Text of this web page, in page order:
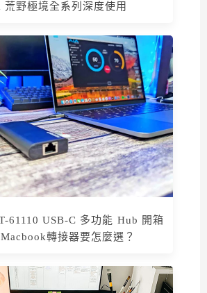
荒野極境全系列深度使用
61110 USB-C 多功能 Hub 開箱
轉接器要怎麼選？